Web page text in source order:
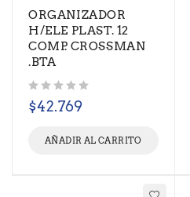
ORGANIZADOR
H/ELE PLAST. 12
COMP. CROSSMAN
.BTA
$42.769
AÑADIR AL CARRITO